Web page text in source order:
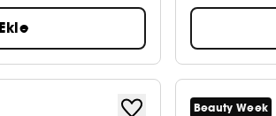
Ekle
Beauty Week